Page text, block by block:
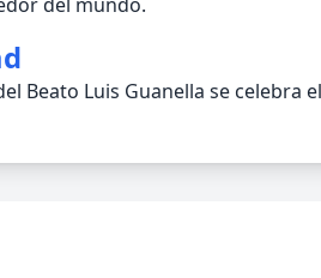
Beato Luis Guanella se